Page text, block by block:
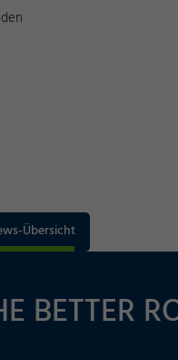
Übersicht
BETTER